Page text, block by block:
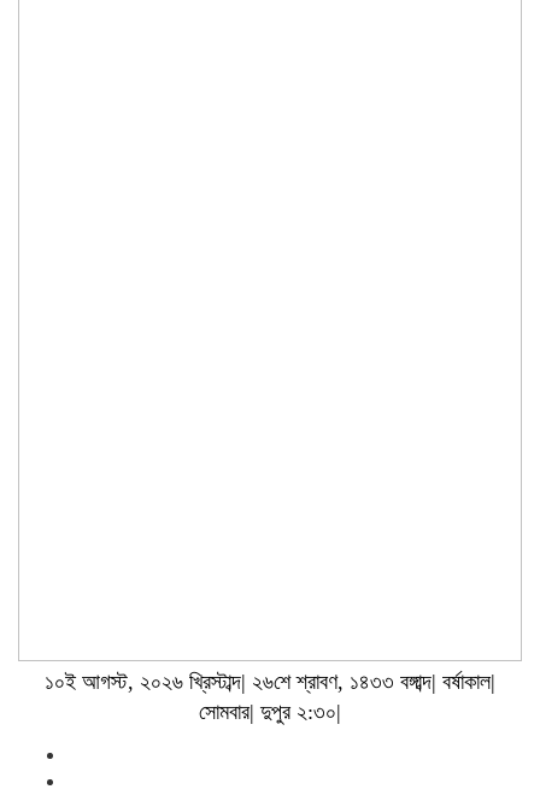
১০ই আগস্ট, ২০২৬ খ্রিস্টাব্দ| ২৬শে শ্রাবণ, ১৪৩৩ বঙ্গাব্দ| বর্ষাকাল|
সোমবার| দুপুর ২:৩০|